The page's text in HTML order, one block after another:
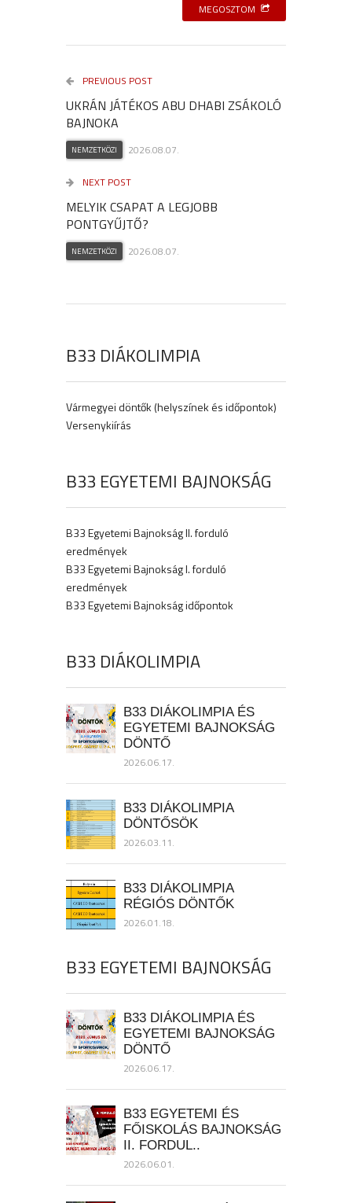
MEGOSZTOM
PREVIOUS POST
UKRÁN JÁTÉKOS ABU DHABI ZSÁKOLÓ
BAJNOKA
NEMZETKÖZI 2026.08.07.
NEXT POST
MELYIK CSAPAT A LEGJOBB
PONTGYŰJTŐ?
NEMZETKÖZI 2026.08.07.
B33 DIÁKOLIMPIA
Vármegyei döntők (helyszínek és időpontok)
Versenykiírás
B33 EGYETEMI BAJNOKSÁG
B33 Egyetemi Bajnokság II. forduló
eredmények
B33 Egyetemi Bajnokság I. forduló
eredmények
B33 Egyetemi Bajnokság időpontok
B33 DIÁKOLIMPIA
B33 DIÁKOLIMPIA ÉS
EGYETEMI BAJNOKSÁG
DÖNTŐ
2026.06.17.
B33 DIÁKOLIMPIA
DÖNTŐSÖK
2026.03.11.
B33 DIÁKOLIMPIA
RÉGIÓS DÖNTŐK
2026.01.18.
B33 EGYETEMI BAJNOKSÁG
B33 DIÁKOLIMPIA ÉS
EGYETEMI BAJNOKSÁG
DÖNTŐ
2026.06.17.
B33 EGYETEMI ÉS
FŐISKOLÁS BAJNOKSÁG
II. FORDUL..
2026.06.01.